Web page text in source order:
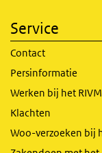
Service
Contact
Persinformatie
Werken bij het RIVM
Klachten
Woo-verzoeken bij